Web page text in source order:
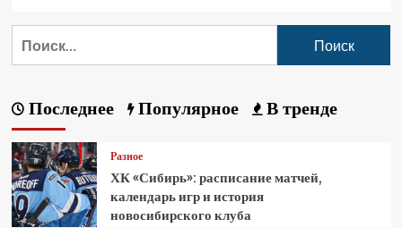
Последнее Популярное В тренде
Разное
ХК «Сибирь»: расписание матчей,
календарь игр и история
новосибирского клуба